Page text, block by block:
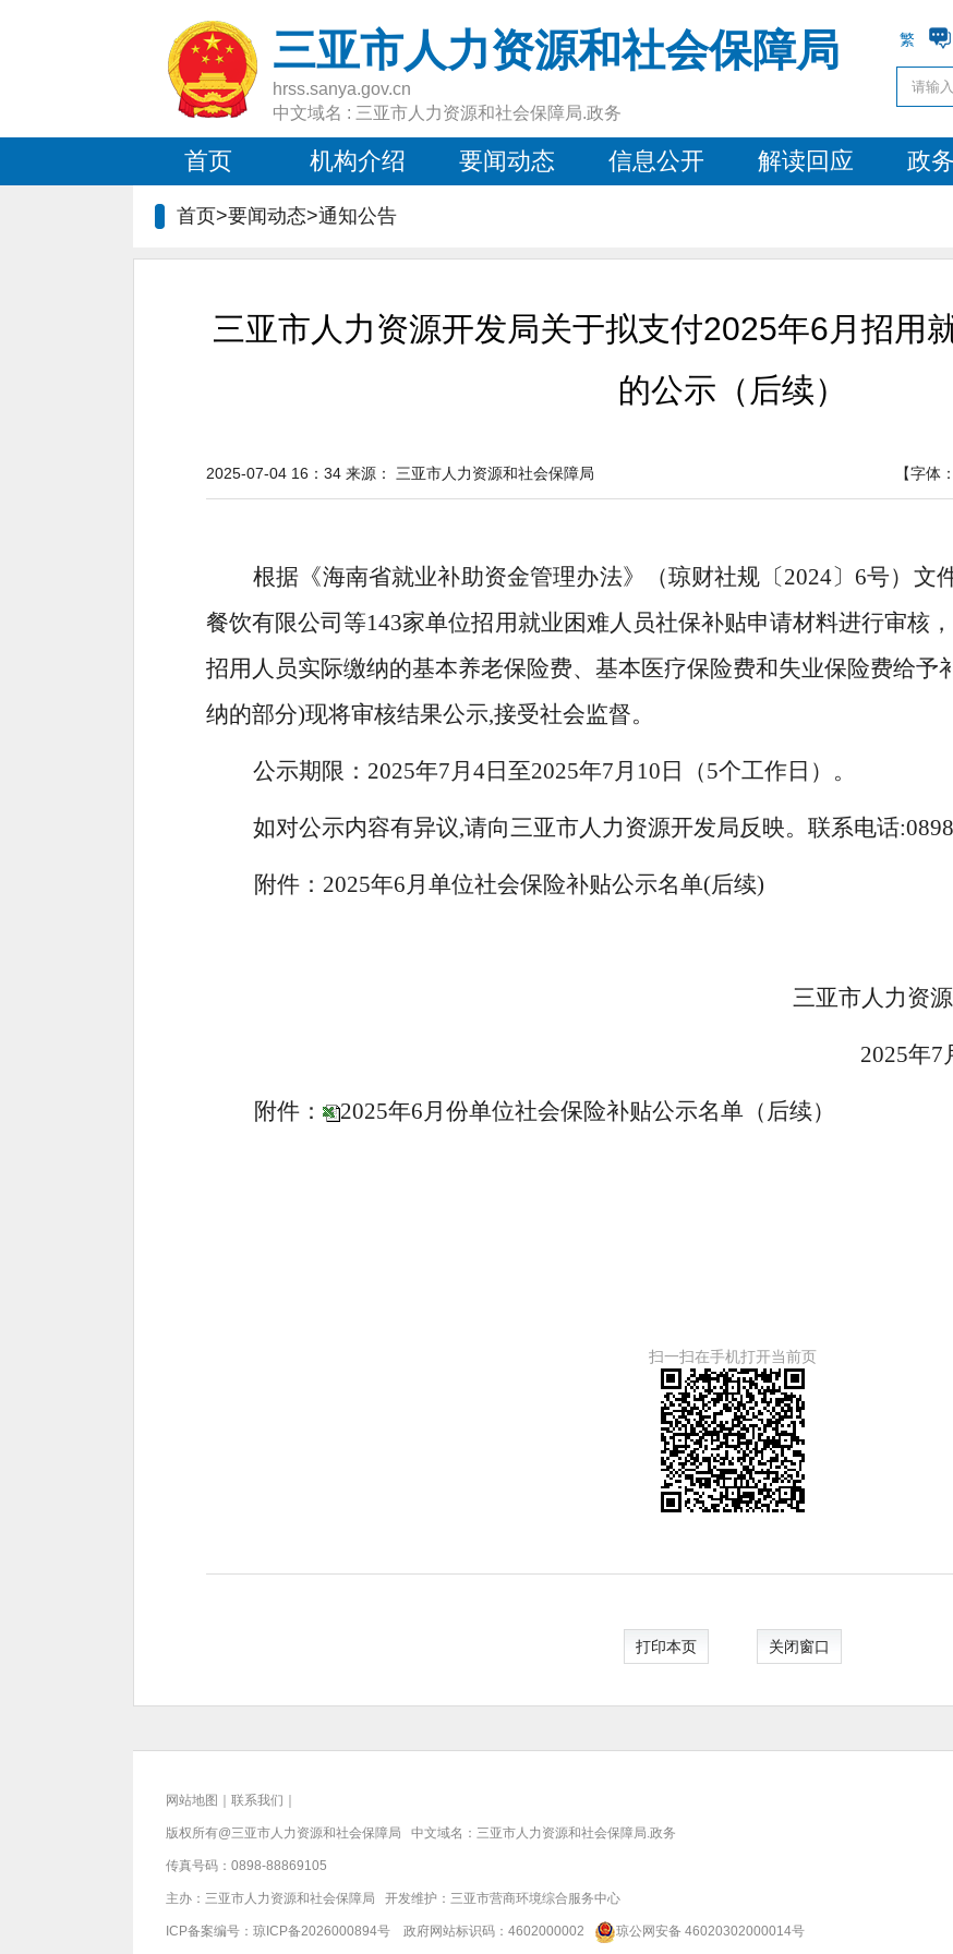
三亚市人力资源和社会保障局
hrss.sanya.gov.cn
中文域名 : 三亚市人力资源和社会保障局.政务
繁
首页 机构介绍 要闻动态 信息公开 解读回应 政
首页>要闻动态>通知公告
三亚市人力资源开发局关于拟支付2025年6月招用
的公示（后续）
【字体：
2025-07-04 16：34 来源： 三亚市人力资源和社会保障局
根据《海南省就业补助资金管理办法》（琼财社规〔2024〕6号）文
餐饮有限公司等143家单位招用就业困难人员社保补贴申请材料进行审核
招用人员实际缴纳的基本养老保险费、基本医疗保险费和失业保险费给予
纳的部分)现将审核结果公示,接受社会监督。
公示期限 ：2025年7月4日至2025年7月10日 （5个工作日） 。
如对公示内容有异议,请向三亚市人力资源开发局反映。联系电话:0898-
附件：2025年6月单位社会保险补贴公示名单(后续)
三亚市人力资
2025年7
附件： 2025年6月份单位社会保险补贴公示名单（后续）
扫一扫在手机打开当前页
打印本页 关闭窗口
网站地图 联系我们
版权所有@三亚市人力资源和社会保障局 中文域名：三亚市人力资源和社会保障局.政务
传真号码：0898-88869105
主办：三亚市人力资源和社会保障局 开发维护：三亚市营商环境综合服务中心
ICP备案编号： 琼ICP备2026000894号 政府网站标识码： 4602000002 琼公网安备 46020302000014号